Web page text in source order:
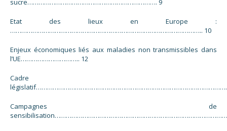
sucre……………………………………………………………. 9
Etat des lieux en Europe :
………………………………………………………………………………………….. 10
Enjeux économiques liés aux maladies non transmissibles dans
l’UE………………………….. 12
Cadre
Campagnes de